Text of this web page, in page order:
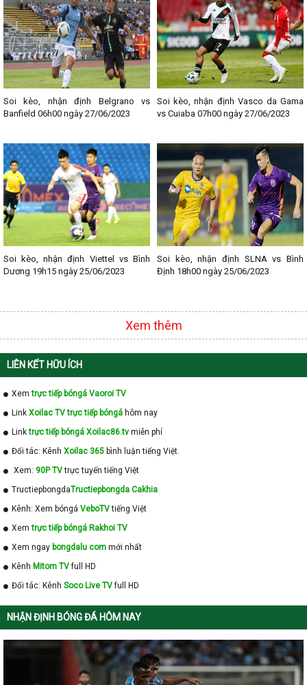
thông tin liên quan đến từng trận đấu bóng đá. Chia sẻ địa chỉ giải
trí uy tín, chất lượng này đến với Fan hâm mộ bóng đá các bạn
nhé!
--------------------------------
Lịch thi đấu bóng đá các giải nổi bật:
- Lịch thi đấu Ngoại hạng Anh
- Lịch thi đấu La Liga
- Lịch thi đấu Bundesliga
- Lịch thi đấu V - League
- Lịch thi đấu Cup C1
Soi kèo, nhận định Belgrano vs
Banfield 06h00 ngày 27/06/2023
Soi kèo, nhận định Vasco da Gama
vs Cuiaba 07h00 ngày 27/06/2023
Soi kèo, nhận định Viettel vs Bình
Dương 19h15 ngày 25/06/2023
Soi kèo, nhận định SLNA vs Bình
Định 18h00 ngày 25/06/2023
Xem thêm
LIÊN KẾT HỮU ÍCH
Xemtrực tiếp bóngá Vaoroi TV
Link Xoilac TV trực tiếp bóngá hôm nay
Linktrực tiếp bóngá Xoilac86.tv miễn phí
Đối tác: Kênh Xoilac 365 bình luận tiếng Việt.
Xem: 90P TVtrực tuyến tiếng Việt
TructiepbongdaTructiepbongda Cakhia
Kênh: Xem bóngá VeboTVtiếng Việt
Xemtrực tiếp bóngá Rakhoi TV
Xem ngay bongdalu com mới nhất
Kênh Mitom TVfull HD
Đối tác: Kênh Soco Live TVfull HD
NHẬN ĐỊNH BÓNG ĐÁ HÔM NAY